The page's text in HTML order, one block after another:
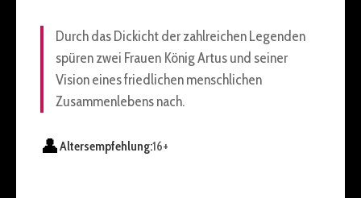
Durch das Dickicht der zahlreichen Legenden
spüren zwei Frauen König Artus und seiner
Vision eines friedlichen menschlichen
Zusammenlebens nach.
👤Altersempfehlung:16+